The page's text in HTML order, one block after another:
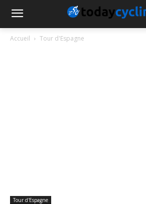
Accueil Tour d'Espagne
Tour d'Espagne